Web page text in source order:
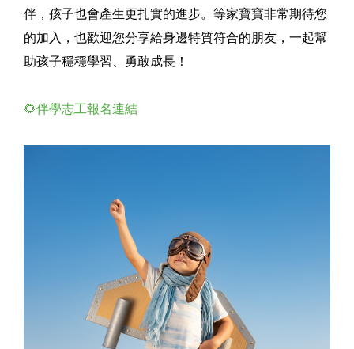
伴，孩子也會產生更扎實的進步。等家寶寶非常期待您
的加入，也歡迎您分享給身邊特質符合的朋友，一起幫
助孩子穩穩學習、勇敢成長！
🌻伴學志工報名連結